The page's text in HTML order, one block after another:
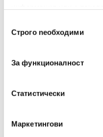
наСтрого nеобходими
За функционалност
Статистически
Маркетингови
Изтриваемо Мастило
Двувърх